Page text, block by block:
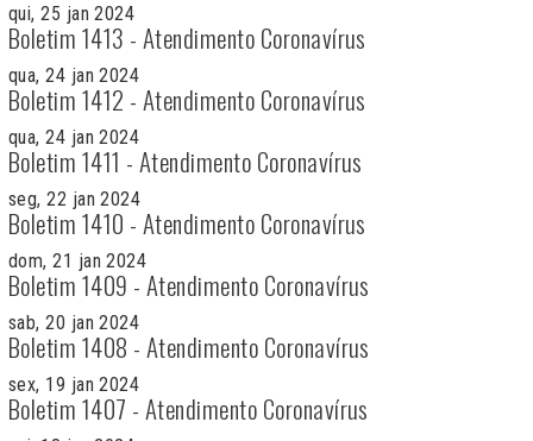
qui, 25 jan 2024
Boletim 1413 - Atendimento Coronavírus
qua, 24 jan 2024
Boletim 1412 - Atendimento Coronavírus
qua, 24 jan 2024
Boletim 1411 - Atendimento Coronavírus
seg, 22 jan 2024
Boletim 1410 - Atendimento Coronavírus
dom, 21 jan 2024
Boletim 1409 - Atendimento Coronavírus
sab, 20 jan 2024
Boletim 1408 - Atendimento Coronavírus
sex, 19 jan 2024
Boletim 1407 - Atendimento Coronavírus